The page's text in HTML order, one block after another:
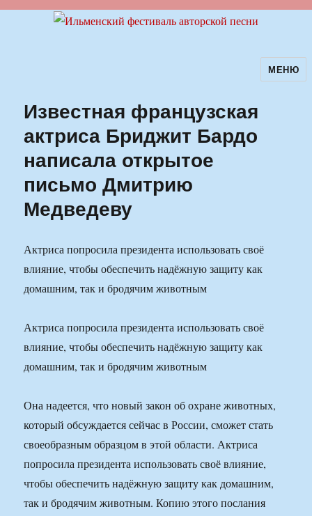
Ильменский фестиваль авторскойМЕНЮ
Известная французская
актриса Бриджит Бардо
написала открытое
письмо Дмитрию
Медведеву
Актриса попросила президента использовать своё
влияние, чтобы обеспечить надёжную защиту как
домашним, так и бродячим животным
Актриса попросила президента использовать своё
влияние, чтобы обеспечить надёжную защиту как
домашним, так и бродячим животным
Она надеется, что новый закон об охране животных,
который обсуждается сейчас в России, сможет стать
своеобразным образцом в этой области. Актриса
попросила президента использовать своё влияние,
чтобы обеспечить надёжную защиту как домашним,
так и бродячим животным. Копию этого послания